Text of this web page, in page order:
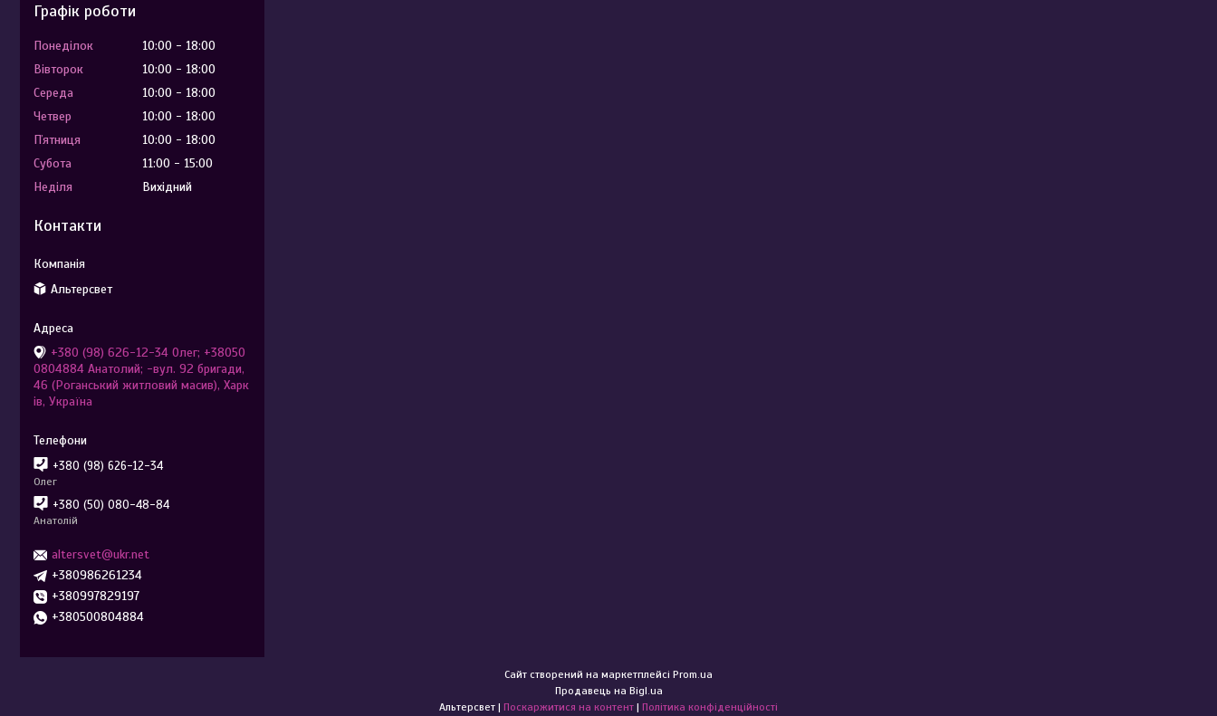
Графік роботи
Понеділок 10:00
18:00
Вівторок
10:00
18:00
Середа
10:00
18:00
Четвер
10:00
18:00
Пʼятниця
10:00
18:00
Субота
11:00
15:00
Неділя
Вихідний
Контакти
Альтерсвет
+380 (98) 626-12-34 Олег; +38050
0804884 Анатолий; -вул. 92 бригади,
46 (Роганський житловий масив), Харк
ів, Україна
+380 (98) 626-12-34
Олег
+380 (50) 080-48-84
Анатолій
altersvet@ukr.net
+380986261234
+380997829197
+380500804884
Сайт створений на маркетплейсі Prom.ua
Продавець на Bigl.ua
Альтерсвет | Поскаржитися на контент | Політика конфіденційності